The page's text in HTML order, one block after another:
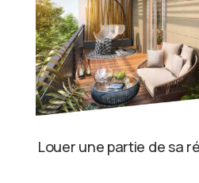
Louer une partie de sa